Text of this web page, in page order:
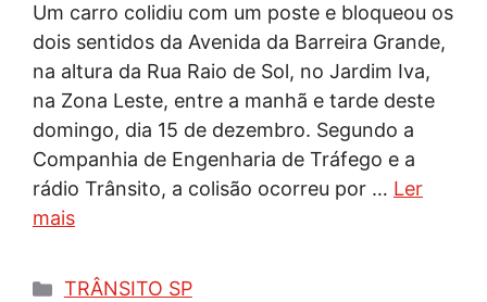
Um carro colidiu com um poste e bloqueou os
dois sentidos da Avenida da Barreira Grande,
na altura da Rua Raio de Sol, no Jardim Iva,
na Zona Leste, entre a manhã e tarde deste
domingo, dia 15 de dezembro. Segundo a
Companhia de Engenharia de Tráfego e a
rádio Trânsito, a colisão ocorreu por … Ler
mais
Categorias
TRÂNSITO SP